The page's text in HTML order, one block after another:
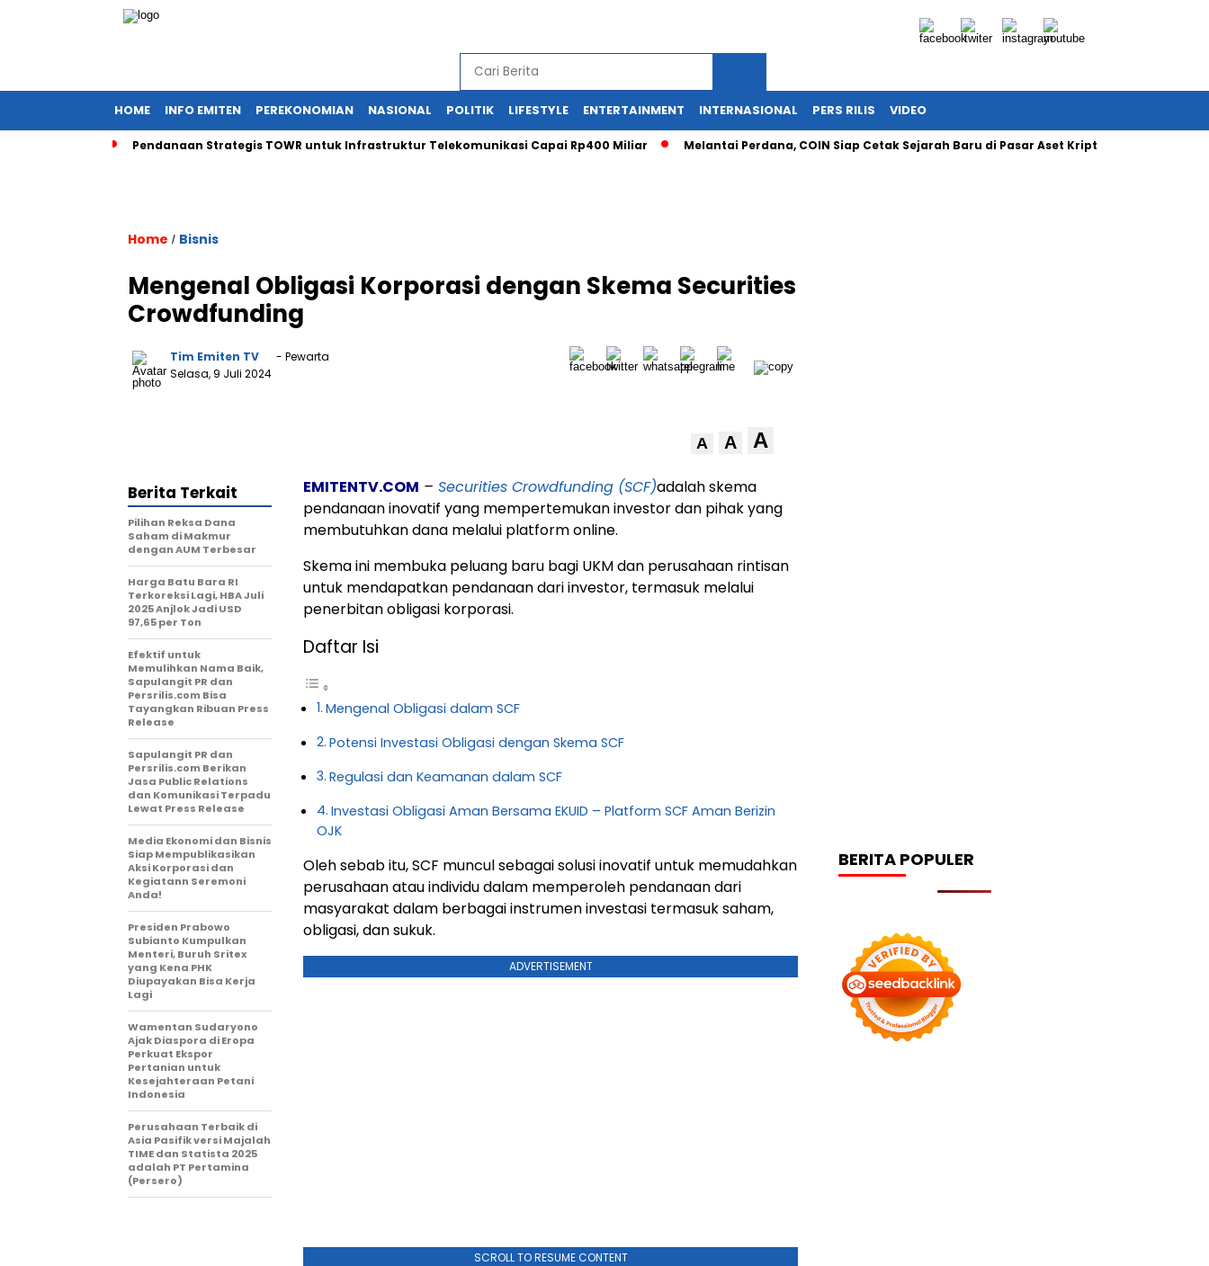
HOME INFO EMITEN PEREKONOMIAN NASIONAL POLITIK LIFESTYLE ENTERTAINMENT INTERNASIONAL PERS RILIS VIDEO
Pendanaan Strategis TOWR untuk Infrastruktur Telekomunikasi Capai Rp400 Miliar Melantai Perdana, COIN Siap Cetak Sejarah Baru di Pasar Aset Kripto Nasional
Home / Bisnis
Mengenal Obligasi Korporasi dengan Skema Securities
Crowdfunding
Tim Emiten TV
- Pewarta
Selasa, 9 Juli 2024
A A A
EMITENTV.COM – Securities Crowdfunding (SCF)adalah skema
pendanaan inovatif yang mempertemukan investor dan pihak yang
membutuhkan dana melalui platform online.
Skema ini membuka peluang baru bagi UKM dan perusahaan rintisan
untuk mendapatkan pendanaan dari investor, termasuk melalui
penerbitan obligasi korporasi.
Daftar Isi
Mengenal Obligasi dalam SCF
Potensi Investasi Obligasi dengan Skema SCF
Regulasi dan Keamanan dalam SCF
Investasi Obligasi Aman Bersama EKUID – Platform SCF Aman Berizin
OJK
Oleh sebab itu, SCF muncul sebagai solusi inovatif untuk memudahkan
perusahaan atau individu dalam memperoleh pendanaan dari
masyarakat dalam berbagai instrumen investasi termasuk saham,
obligasi, dan sukuk.
ADVERTISEMENT
SCROLL TO RESUME CONTENT
Berita Terkait
Pilihan Reksa Dana
Saham di Makmur
dengan AUM Terbesar
Harga Batu Bara RI
Terkoreksi Lagi, HBA Juli
2025 Anjlok Jadi USD
97,65 per Ton
Efektif untuk
Memulihkan Nama Baik,
Sapulangit PR dan
Persrilis.com Bisa
Tayangkan Ribuan Press
Release
Sapulangit PR dan
Persrilis.com Berikan
Jasa Public Relations
dan Komunikasi Terpadu
Lewat Press Release
Media Ekonomi dan Bisnis
Siap Mempublikasikan
Aksi Korporasi dan
Kegiatann Seremoni
Anda!
Presiden Prabowo
Subianto Kumpulkan
Menteri, Buruh Sritex
yang Kena PHK
Diupayakan Bisa Kerja
Lagi
Wamentan Sudaryono
Ajak Diaspora di Eropa
Perkuat Ekspor
Pertanian untuk
Kesejahteraan Petani
Indonesia
Perusahaan Terbaik di
Asia Pasifik versi Majalah
TIME dan Statista 2025
adalah PT Pertamina
(Persero)
BERITA POPULER